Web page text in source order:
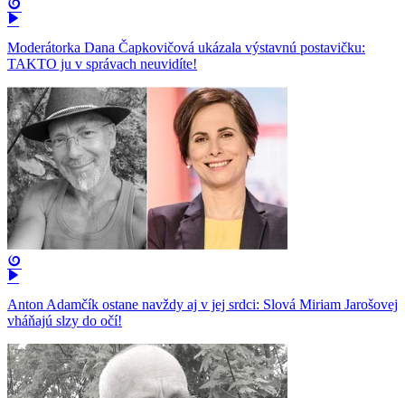
Moderátorka Dana Čapkovičová ukázala výstavnú postavičku:
TAKTO ju v správach neuvidíte!
Anton Adamčík ostane navždy aj v jej srdci: Slová Miriam Jarošovej
vháňajú slzy do očí!